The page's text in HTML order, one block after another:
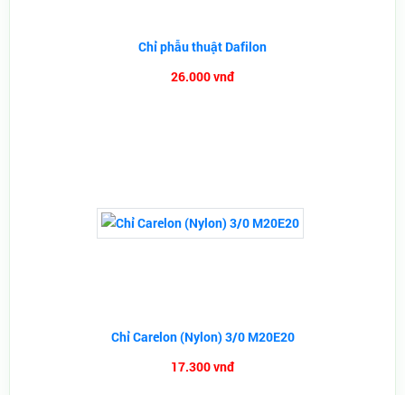
Chỉ phẫu thuật Dafilon
26.000 vnđ
Chỉ Carelon (Nylon) 3/0 M20E20
17.300 vnđ